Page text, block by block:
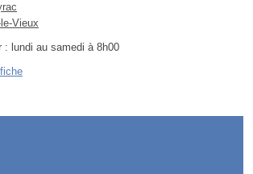
Vieux
: lundi au samedi à 8h00